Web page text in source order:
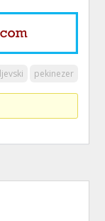
pekinezer